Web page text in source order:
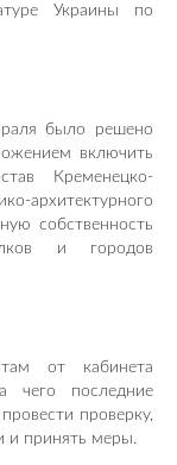
Украины по
было решено
включить
Кременецко-
архитектурного
собственность
и городов
от кабинета
чего последние
проверку,
и принять меры.